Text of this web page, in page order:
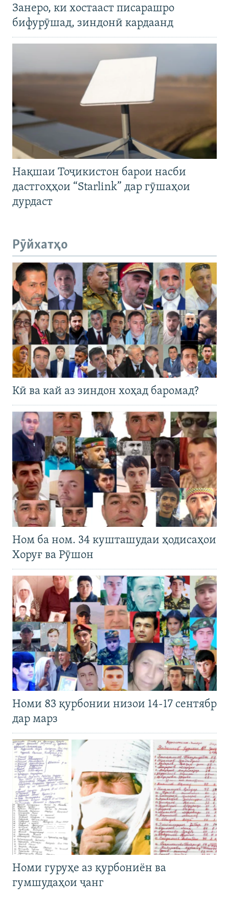
Занеро, ки хостааст писарашро
бифурӯшад, зиндонӣ кардаанд
Нақшаи Тоҷикистон барои насби
дастгоҳҳои “Starlink” дар гӯшаҳои
дурдаст
Рӯйхатҳо
Кӣ ва кай аз зиндон хоҳад баромад?
Ном ба ном. 34 кушташудаи ҳодисаҳои
Хоруғ ва Рӯшон
Номи 83 қурбонии низои 14-17 сентябр
дар марз
Номи гуруҳе аз қурбониён ва
гумшудаҳои ҷанг